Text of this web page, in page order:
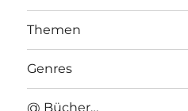
Themen
Genres
@ Bücher…